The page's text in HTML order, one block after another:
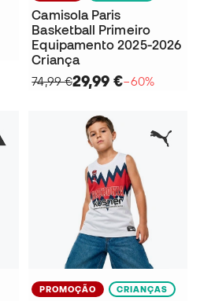
Camisola Paris
Basketball Primeiro
Equipamento 2025-2026
Criança
74,99 €29,99 €−60%
PROMOÇÃO CRIANÇAS